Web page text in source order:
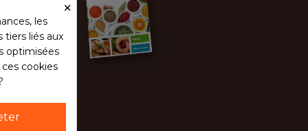
×
les
tiers liés aux
optimisées
cookies